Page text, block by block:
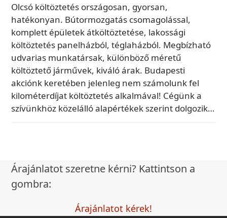
Olcsó költöztetés országosan, gyorsan,
hatékonyan. Bútormozgatás csomagolással,
komplett épületek átköltöztetése, lakossági
költöztetés panelházból, téglaházból. Megbízható
udvarias munkatársak, különböző méretű
költöztető járművek, kiváló árak. Budapesti
akciónk keretében jelenleg nem számolunk fel
kilométerdíjat költöztetés alkalmával! Cégünk a
szívünkhöz közelálló alapértékek szerint dolgozik…
Árajánlatot szeretne kérni? Kattintson a
gombra:
Árajánlatot kérek!